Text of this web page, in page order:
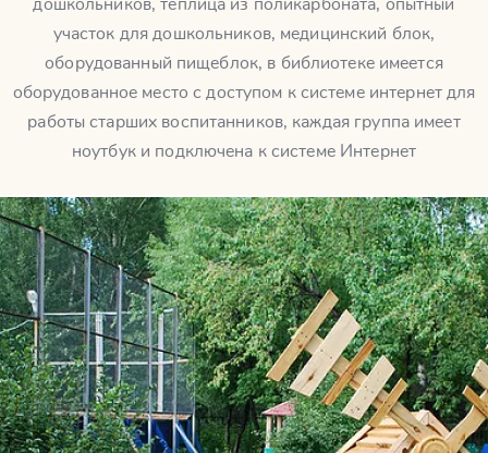
дошкольников, теплица из поликарбоната, опытный
участок для дошкольников, медицинский блок,
оборудованный пищеблок, в библиотеке имеется
оборудованное место с доступом к системе интернет для
работы старших воспитанников, каждая группа имеет
ноутбук и подключена к системе Интернет